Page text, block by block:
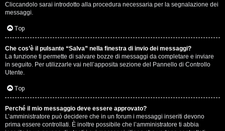
Cliccandolo sarai introdotto alla procedura necessaria per la segnalazione dei
messaggi.
Top
Che cos’è il pulsante “Salva” nella finestra di invio dei messaggi?
La funzione ti permette di salvare bozze di messaggi da completare e inviare
in seguito. Per utilizzarle vai nell’apposita sezione del Pannello di Controllo
Utente.
Top
Perché il mio messaggio deve essere approvato?
L’amministratore può decidere che in un forum i messaggi inseriti devono
prima essere controllati. È inoltre possibile che l’amministratore ti abbia
r
a
t
e
c
o
n